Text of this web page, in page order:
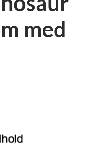
med